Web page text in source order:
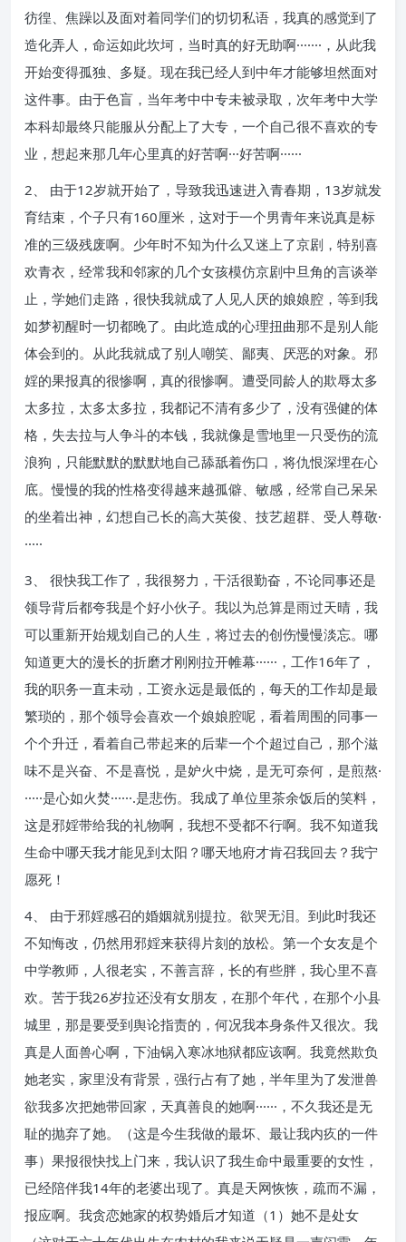
彷徨、焦躁以及面对着同学们的切切私语，我真的感觉到了
造化弄人，命运如此坎坷，当时真的好无助啊·······，从此我
开始变得孤独、多疑。现在我已经人到中年才能够坦然面对
这件事。由于色盲，当年考中中专未被录取，次年考中大学
本科却最终只能服从分配上了大专，一个自己很不喜欢的专
业，想起来那几年心里真的好苦啊···好苦啊······
2、 由于12岁就开始了，导致我迅速进入青春期，13岁就发
育结束，个子只有160厘米，这对于一个男青年来说真是标
准的三级残废啊。少年时不知为什么又迷上了京剧，特别喜
欢青衣，经常我和邻家的几个女孩模仿京剧中旦角的言谈举
止，学她们走路，很快我就成了人见人厌的娘娘腔，等到我
如梦初醒时一切都晚了。由此造成的心理扭曲那不是别人能
体会到的。从此我就成了别人嘲笑、鄙夷、厌恶的对象。邪
婬的果报真的很惨啊，真的很惨啊。遭受同龄人的欺辱太多
太多拉，太多太多拉，我都记不清有多少了，没有强健的体
格，失去拉与人争斗的本钱，我就像是雪地里一只受伤的流
浪狗，只能默默的默默地自己舔舐着伤口，将仇恨深埋在心
底。慢慢的我的性格变得越来越孤僻、敏感，经常自己呆呆
的坐着出神，幻想自己长的高大英俊、技艺超群、受人尊敬·
·····
3、 很快我工作了，我很努力，干活很勤奋，不论同事还是
领导背后都夸我是个好小伙子。我以为总算是雨过天晴，我
可以重新开始规划自己的人生，将过去的创伤慢慢淡忘。哪
知道更大的漫长的折磨才刚刚拉开帷幕······，工作16年了，
我的职务一直未动，工资永远是最低的，每天的工作却是最
繁琐的，那个领导会喜欢一个娘娘腔呢，看着周围的同事一
个个升迁，看着自己带起来的后辈一个个超过自己，那个滋
味不是兴奋、不是喜悦，是妒火中烧，是无可奈何，是煎熬·
·····是心如火焚······.是悲伤。我成了单位里茶余饭后的笑料，
这是邪婬带给我的礼物啊，我想不受都不行啊。我不知道我
生命中哪天我才能见到太阳？哪天地府才肯召我回去？我宁
愿死！
4、 由于邪婬感召的婚姻就别提拉。欲哭无泪。到此时我还
不知悔改，仍然用邪婬来获得片刻的放松。第一个女友是个
中学教师，人很老实，不善言辞，长的有些胖，我心里不喜
欢。苦于我26岁拉还没有女朋友，在那个年代，在那个小县
城里，那是要受到舆论指责的，何况我本身条件又很次。我
真是人面兽心啊，下油锅入寒冰地狱都应该啊。我竟然欺负
她老实，家里没有背景，强行占有了她，半年里为了发泄兽
欲我多次把她带回家，天真善良的她啊······，不久我还是无
耻的抛弃了她。（这是今生我做的最坏、最让我内疚的一件
事）果报很快找上门来，我认识了我生命中最重要的女性，
已经陪伴我14年的老婆出现了。真是天网恢恢，疏而不漏，
报应啊。我贪恋她家的权势婚后才知道（1）她不是处女